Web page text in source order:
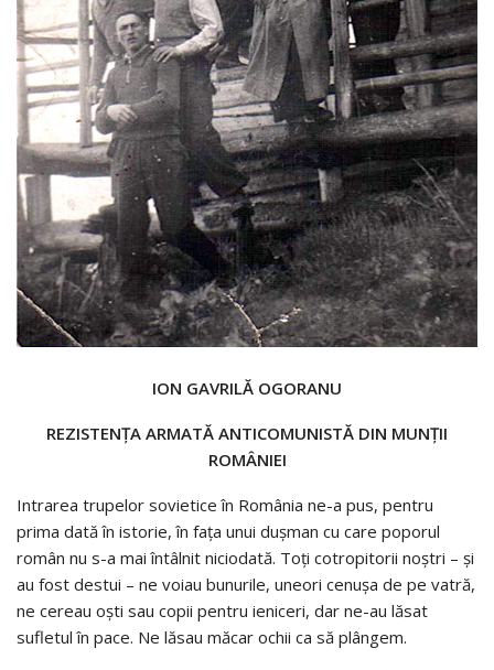
ION GAVRILĂ OGORANU
REZISTENŢA ARMATĂ ANTICOMUNISTĂ DIN MUNŢII
ROMÂNIEI
Intrarea trupelor sovietice în România ne-a pus, pentru
prima dată în istorie, în faţa unui duşman cu care poporul
român nu s-a mai întâlnit niciodată. Toţi cotropitorii noştri – şi
au fost destui – ne voiau bunurile, uneori cenuşa de pe vatră,
ne cereau oşti sau copii pentru ieniceri, dar ne-au lăsat
sufletul în pace. Ne lăsau măcar ochii ca să plângem.